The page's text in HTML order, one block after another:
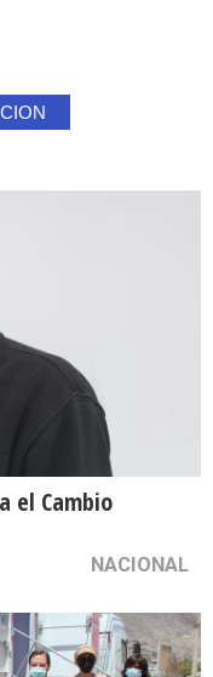
el Cambio
NACIONAL